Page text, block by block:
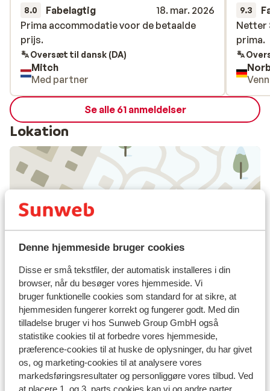
Denne hjemmeside bruger cookies
Disse er små tekstfiler, der automatisk installeres i din
browser, når du besøger vores hjemmeside. Vi
bruger funktionelle cookies som standard for at sikre, at
hjemmesiden fungerer korrekt og fungerer godt. Med din
tilladelse bruger vi hos Sunweb Group GmbH også
statistike cookies til at forbedre vores hjemmeside,
præference-cookies til at huske de oplysninger, du har givet
os, og marketing-cookies til at analysere vores
markedsføringsresultater og personliggøre vores tilbud. Ved
8.0 Fabelagtig
18. mar. 2026
Prima accommodatie voor de betaalde
prijs.
Prima accommodatie voor de betaalde
prijs.
Oversæt til dansk (DA)
Mitch
Med partner
9.3
Netter
prima.
Netter
prima.
Se alle 61 anmeldelser
Lokation
I området
Afstand til centrum: ca. 500 meter
Afstand til togstation zillertalbahn: ca. 500 meter
Afstand til langrendsløjpe ca. 75 meter
Afstand til busstoppested til skilift ca. 20 meter (
skibus gratis mod forevisning af liftkort)
Skibus lige fra hotellet
Afstand til skilift horbergbahn: ca. 2 kilometer
Afstand til nærmeste butikker ca. 350 meter